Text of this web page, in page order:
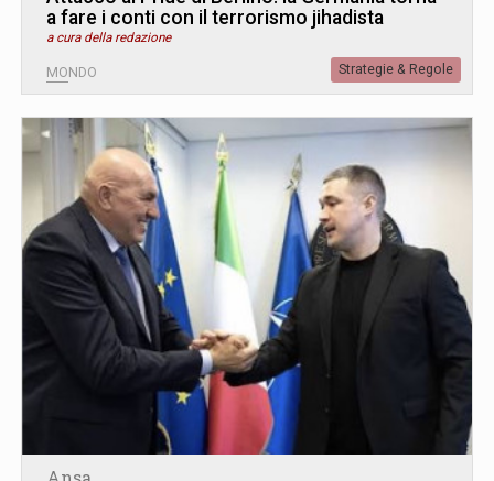
a fare i conti con il terrorismo jihadista
a cura della redazione
MONDO Strategie & Regole